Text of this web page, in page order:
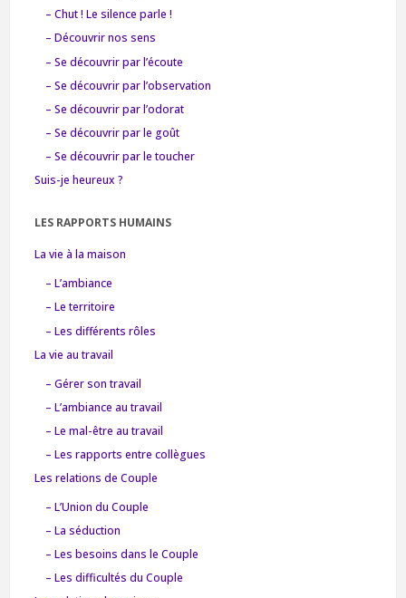
– Chut ! Le silence parle !
– Découvrir nos sens
– Se découvrir par l’écoute
– Se découvrir par l’observation
– Se découvrir par l’odorat
– Se découvrir par le goût
– Se découvrir par le toucher
Suis-je heureux ?
LES RAPPORTS HUMAINS
La vie à la maison
– L’ambiance
– Le territoire
– Les différents rôles
La vie au travail
– Gérer son travail
– L’ambiance au travail
– Le mal-être au travail
– Les rapports entre collègues
Les relations de Couple
– L’Union du Couple
– La séduction
– Les besoins dans le Couple
– Les difficultés du Couple